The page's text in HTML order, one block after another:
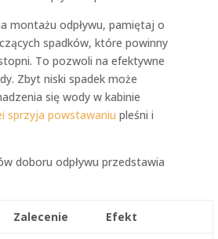
montażu odpływu, pamiętaj o
spadków, które powinny
To pozwoli na efektywne
Zbyt niski spadek może
się wody w kabinie
sprzyja powstawaniu pleśni i
doboru odpływu przedstawia
Zalecenie Efekt